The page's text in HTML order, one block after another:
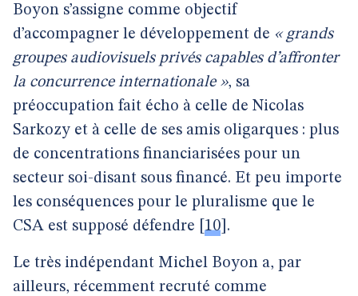
Boyon s’assigne comme objectif
d’accompagner le développement de « grands
groupes audiovisuels privés capables d’affronter
la concurrence internationale », sa
préoccupation fait écho à celle de Nicolas
Sarkozy et à celle de ses amis oligarques : plus
de concentrations financiarisées pour un
secteur soi-disant sous financé. Et peu importe
les conséquences pour le pluralisme que le
CSA est supposé défendre
10 .
Le très indépendant Michel Boyon a, par
ailleurs, récemment recruté comme